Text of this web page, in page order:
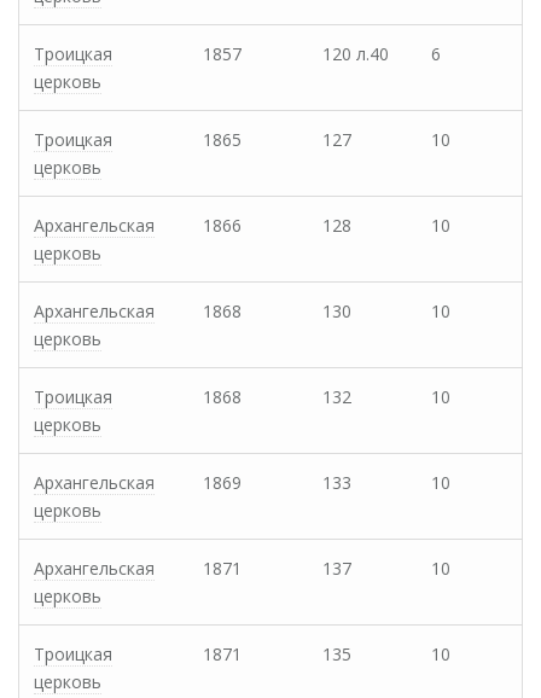
Троицкая
церковь
1857 120 л.40 6
Троицкая
церковь
1865 127 10
Архангельская
церковь
1866 128 10
Архангельская
церковь
1868 130 10
Троицкая
церковь
1868 132 10
Архангельская
церковь
1869 133 10
Архангельская
церковь
1871 137 10
Троицкая
церковь
1871 135 10